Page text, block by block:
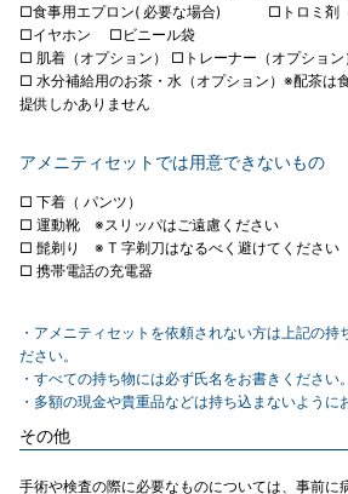
□食事用エプロン( 必要な場合) □トロミ剤（
□イヤホン □ビニール袋
□ 肌着（オプション） □トレーナー（オプション
□ 水分補給用のお茶・水（オプション）※配茶は
提供しかありません
アメニティセットでは用意できないもの
□ 下着（ パンツ）
□ 運動靴 ※スリッパはご遠慮ください
□ 髭剃り ※ T 字剃刀はなるべく避けてください
□ 携帯電話の充電器
・アメニティセットを依頼されない方は上記の持
ださい。
・すべての持ち物には必ず氏名をお書きください。
・多額の現金や貴重品などは持ち込まないように
その他
手術や検査の際に必要なものについては、事前に